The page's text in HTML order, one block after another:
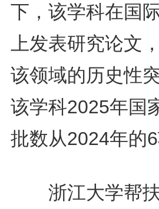
下，该学科在国
上发表研究论文
该领域的历史性
该学科2025年国
批数从2024年的
浙江大学帮扶